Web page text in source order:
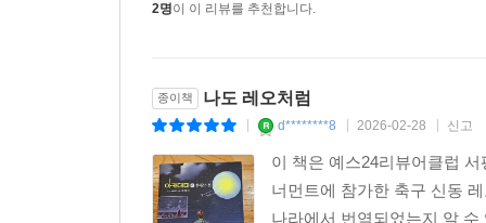
2명이 이 리뷰를 추천합니다.
종이책 나도 레오처럼
d********8 2026-02-28 신고
이 책은 예스24리뷰어클럽
너먼트에 참가한 축구 신동
나라에서 번역되었는지 알